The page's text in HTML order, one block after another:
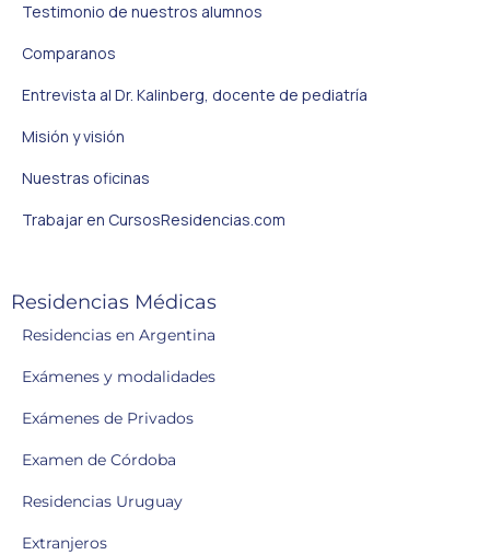
Testimonio de nuestros alumnos
Comparanos
Entrevista al Dr. Kalinberg, docente de pediatría
Misión y visión
Nuestras oficinas
Trabajar en CursosResidencias.com
Residencias Médicas
Residencias en Argentina
Exámenes y modalidades
Exámenes de Privados
Examen de Córdoba
Residencias Uruguay
Extranjeros